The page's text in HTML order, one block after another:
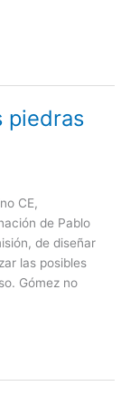
piedras
CE,
de Pablo
de diseñar
las posibles
Gómez no